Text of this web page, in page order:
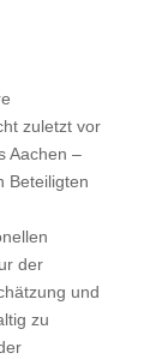
zuletzt vor
Aachen –
Beteiligten
der
und
zu